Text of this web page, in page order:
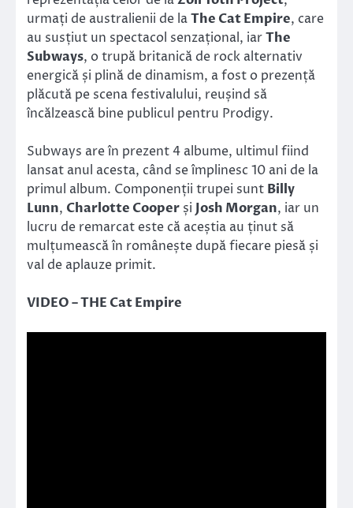
urmați de australienii de laThe Cat Empire, care
au susțiut un spectacol senzațional, iarThe
Subways, o trupă britanică de rock alternativ
energică și plină de dinamism, a fost o prezență
plăcută pe scena festivalului, reușind să
încălzească bine publicul pentru Prodigy.
Subways are în prezent 4 albume, ultimul fiind
lansat anul acesta, când se împlinesc 10 ani de la
primul album. Componenții trupei sunt Billy
Lunn, Charlotte Cooper și Josh Morgan, iar un
lucru de remarcat este că aceștia au ținut să
mulțumească în românește după fiecare piesă și
val de aplauze primit.
VIDEO – THE Cat Empire